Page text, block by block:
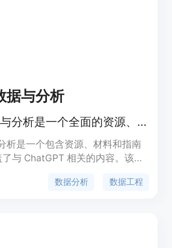
据与分析
ChatGPT 数据与分析是一个全面的资源、材料和指南目录，旨在帮助您掌握人工智能的艺术。
析是一个包含资源、材料和指南
与 ChatGPT 相关的内容。该目
放创造力，提高工作效率。提示清
数据分析 数据工程